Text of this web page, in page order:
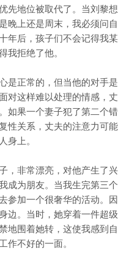
先地位被取代了。当刘黎想
晚上还是周末，我必须问自
年后，孩子们不会记得我某
我拒绝了他。
是正常的，但当他的对手是
对这样难以处理的情感，丈
如果一个妻子犯了第二个错
性关系，丈夫的注意力可能
身上。
，非常漂亮，对他产生了兴
成为朋友。当我生完第三个
参加一个很奢华的活动。因
边。当时，她穿着一件超级
地围着她转，这使我感到自
作不好的一面。